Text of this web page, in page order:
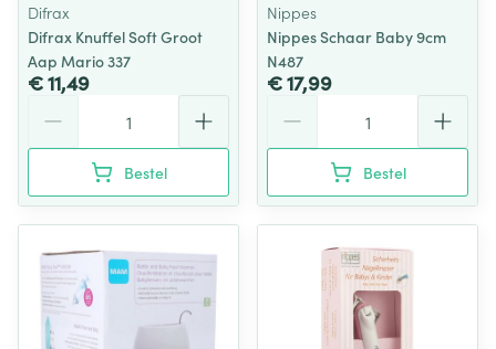
Difrax
Difrax Knuffel Soft Groot
Aap Mario 337
€ 11,49
Bestel
Nippes
Nippes Schaar Baby 9cm
N487
€ 17,99
Bestel